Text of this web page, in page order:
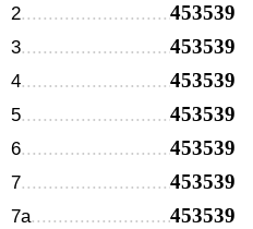
2 453539
3 453539
4 453539
5 453539
6 453539
7 453539
7а 453539